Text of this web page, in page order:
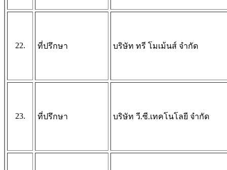
22. ที่ปรึกษา บริษัท ทรี โมเม้นส์ จำกัด
23. ที่ปรึกษา บริษัท วี.ซี.เทคโนโลยี จำกัด